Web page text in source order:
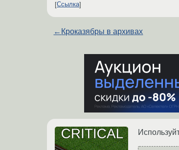
Ссылка
← Кроказябры в архивах